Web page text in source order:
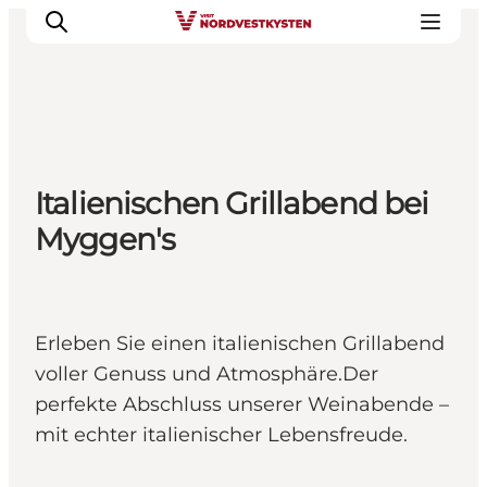
Urlaubsorte
Inspiration
Events
Italienischen Grillabend bei
Myggen's
Erleben Sie einen italienischen Grillabend
voller Genuss und Atmosphäre.Der
perfekte Abschluss unserer Weinabende –
mit echter italienischer Lebensfreude.